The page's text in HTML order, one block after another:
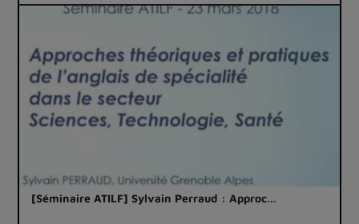
[Séminaire ATILF] Sylvain Perraud : Approc…